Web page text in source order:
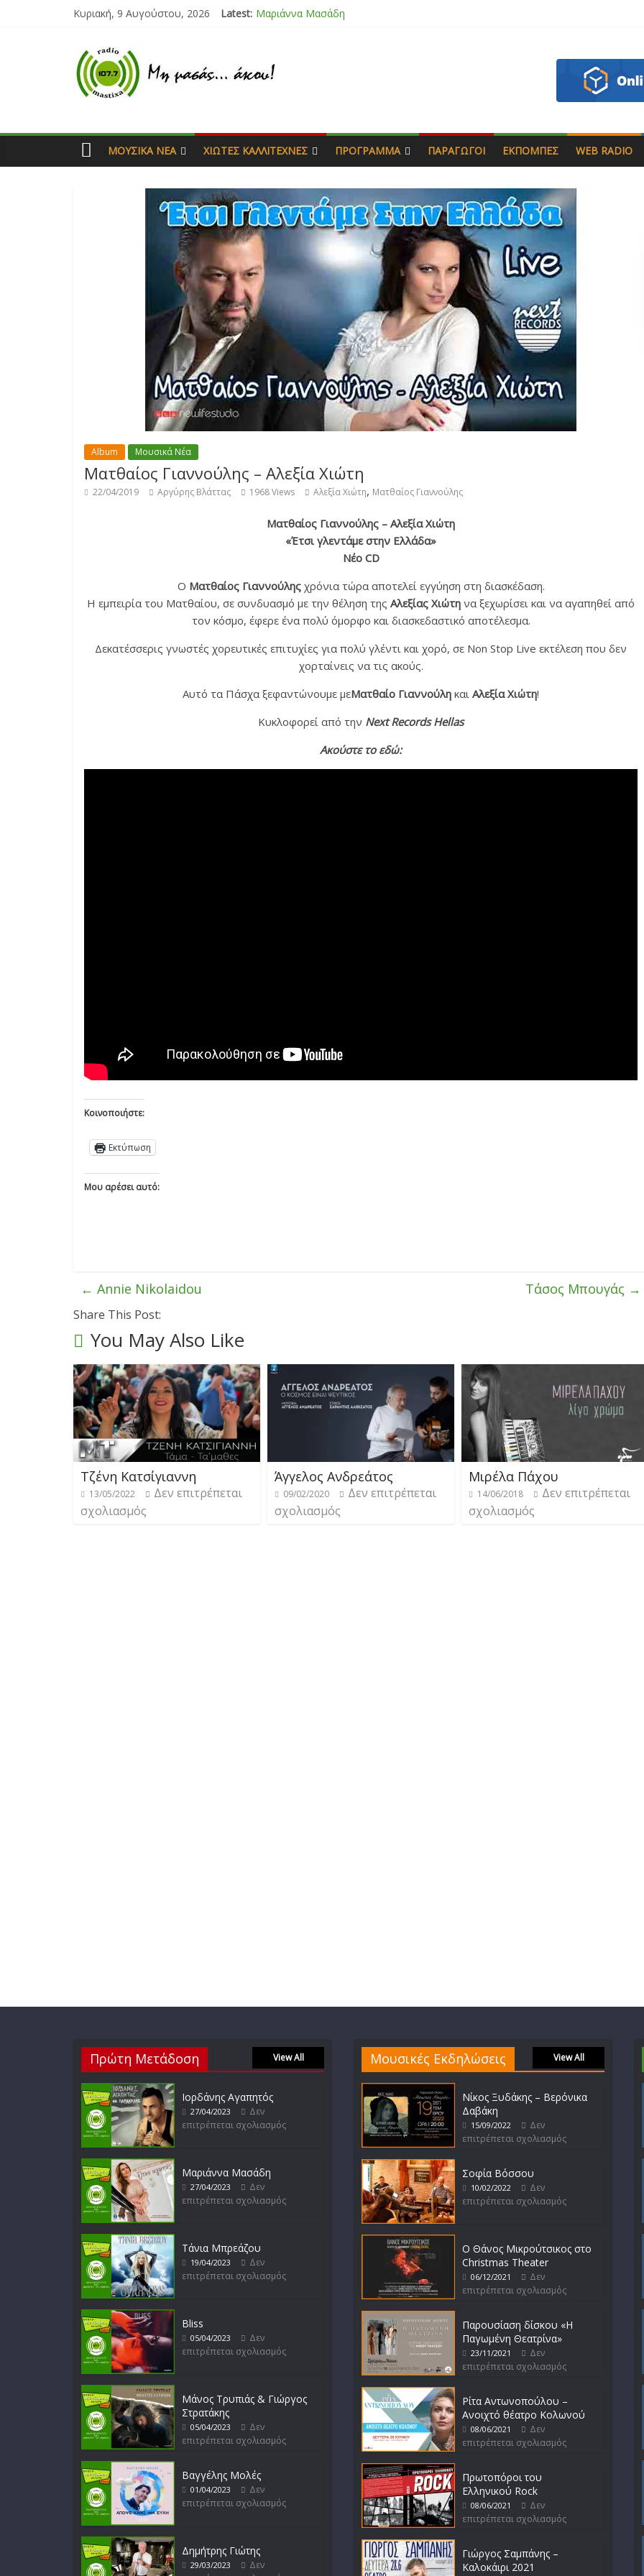
Κυριακή, 9 Αυγούστου, 2026 Latest: Μαριάννα Μασάδη
Μάνος Τρυπιάς & Γιώργος Στρατάκης
Ιορδάνης Αγαπητός
ΜΟΥΣΙΚΆ ΝΈΑ ΧΙΏΤΕΣ ΚΑΛΛΙΤΈΧΝΕΣ ΠΡΌΓΡΑΜΜΑ ΠΑΡΑΓΩΓΟΊ ΕΚΠΟΜΠΈΣ WEB RADIO
Album Μουσικά Νέα
Ματθαίος Γιαννούλης – Αλεξία Χιώτη
22/04/2019 Αργύρης Βλάττας 1968 Views Αλεξία Χιώτη, Ματθαίος Γιαννούλης
Ματθαίος Γιαννούλης – Αλεξία Χιώτη
«Έτσι γλεντάμε στην Ελλάδα»
Νέο CD
Ο Ματθαίος Γιαννούληςχρόνια τώρα αποτελεί εγγύηση στη διασκέδαση.
Η εμπειρία του Ματθαίου, σε συνδυασμό με την θέληση της Αλεξίας Χιώτη να ξεχωρίσει και να αγαπηθεί από
τον κόσμο, έφερε ένα πολύ όμορφο και διασκεδαστικό αποτέλεσμα.
Δεκατέσσερις γνωστές χορευτικές επιτυχίες για πολύ γλέντι και χορό, σε Non Stop Live εκτέλεση που δεν
χορταίνεις να τις ακούς.
Αυτό τα Πάσχα ξεφαντώνουμε μεΜατθαίο Γιαννούλη και Αλεξία Χιώτη!
Κυκλοφορεί από την Next Records Hellas
Ακούστε το εδώ:
Κοινοποιήστε:
Εκτύπωση
Μου αρέσει αυτό:
← Annie Nikolaidou Τάσος Μπουγάς →
Share This Post:
You May Also Like
Τζένη Κατσίγιαννη
13/05/2022
Δεν επιτρέπεται
σχολιασμός
Άγγελος Ανδρεάτος
09/02/2020
Δεν επιτρέπεται
σχολιασμός
Μιρέλα Πάχου
14/06/2018
Δεν επιτρέπεται
σχολιασμός
Πρώτη Μετάδοση View All
Ιορδάνης Αγαπητός
27/04/2023
Δεν
επιτρέπεται σχολιασμός
Μαριάννα Μασάδη
27/04/2023
Δεν
επιτρέπεται σχολιασμός
Τάνια Μπρεάζου
19/04/2023
Δεν
επιτρέπεται σχολιασμός
Bliss
05/04/2023
Δεν
επιτρέπεται σχολιασμός
Μάνος Τρυπιάς & Γιώργος
Στρατάκης
05/04/2023
Δεν
επιτρέπεται σχολιασμός
Βαγγέλης Μολές
01/04/2023
Δεν
επιτρέπεται σχολιασμός
Δημήτρης Γιώτης
29/03/2023
Δεν
Μουσικές Εκδηλώσεις View All
Νίκος Ξυδάκης – Βερόνικα
Δαβάκη
15/09/2022
Δεν
επιτρέπεται σχολιασμός
Σοφία Βόσσου
10/02/2022
Δεν
επιτρέπεται σχολιασμός
Ο Θάνος Μικρούτσικος στο
Christmas Theater
06/12/2021
Δεν
επιτρέπεται σχολιασμός
Παρουσίαση δίσκου «Η
Παγωμένη Θεατρίνα»
23/11/2021
Δεν
επιτρέπεται σχολιασμός
Ρίτα Αντωνοπούλου –
Ανοιχτό θέατρο Κολωνού
08/06/2021
Δεν
επιτρέπεται σχολιασμός
Πρωτοπόροι του
Ελληνικού Rock
08/06/2021
Δεν
επιτρέπεται σχολιασμός
Γιώργος Σαμπάνης –
Καλοκάιρι 2021